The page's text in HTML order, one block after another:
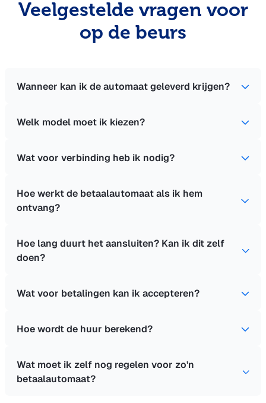
Veelgestelde vragen voor
op de beurs
Wanneer kan ik de automaat geleverd krijgen?
Welk model moet ik kiezen?
Wat voor verbinding heb ik nodig?
Hoe werkt de betaalautomaat als ik hem
ontvang?
Hoe lang duurt het aansluiten? Kan ik dit zelf
doen?
Wat voor betalingen kan ik accepteren?
Hoe wordt de huur berekend?
Wat moet ik zelf nog regelen voor zo'n
betaalautomaat?